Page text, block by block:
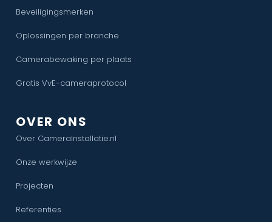
Beveiligingsmerken
Oplossingen per branche
Camerabewaking per plaats
Gratis VvE-cameraprotocol
OVER ONS
Over CameraInstallatie.nl
Onze werkwijze
Projecten
Referenties